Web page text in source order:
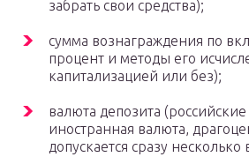
забрать свои средства);
сумма вознаграждения по
процент и методы его
капитализацией или без);
валюта депозита
иностранная валюта,
допускается сразу несколько